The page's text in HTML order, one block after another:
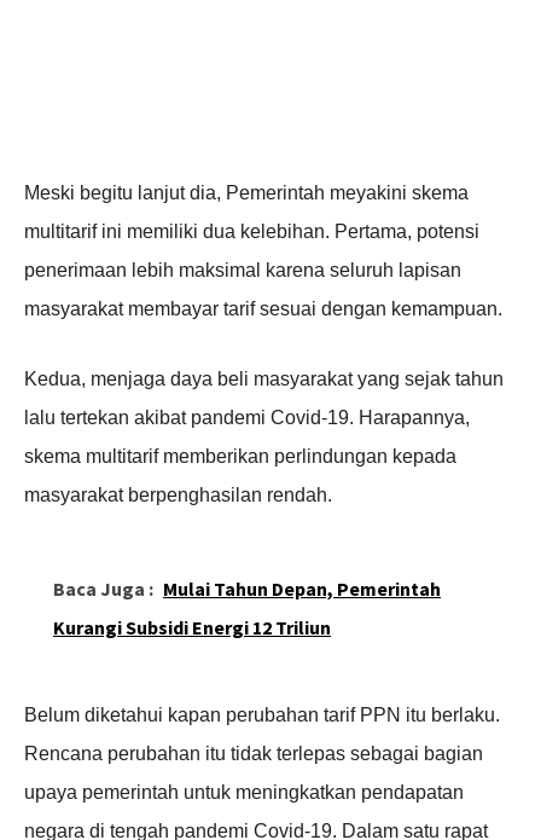
Meski begitu lanjut dia, Pemerintah meyakini skema
multitarif ini memiliki dua kelebihan. Pertama, potensi
penerimaan lebih maksimal karena seluruh lapisan
masyarakat membayar tarif sesuai dengan kemampuan.
Kedua, menjaga daya beli masyarakat yang sejak tahun
lalu tertekan akibat pandemi Covid-19. Harapannya,
skema multitarif memberikan perlindungan kepada
masyarakat berpenghasilan rendah.
Baca Juga : Mulai Tahun Depan, Pemerintah
Kurangi Subsidi Energi 12 Triliun
Belum diketahui kapan perubahan tarif PPN itu berlaku.
Rencana perubahan itu tidak terlepas sebagai bagian
upaya pemerintah untuk meningkatkan pendapatan
negara di tengah pandemi Covid-19. Dalam satu rapat